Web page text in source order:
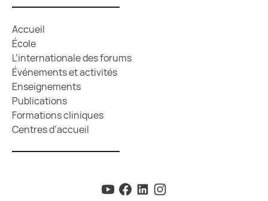
Accueil
École
L’internationale des forums
Événements et activités
Enseignements
Publications
Formations cliniques
Centres d’accueil